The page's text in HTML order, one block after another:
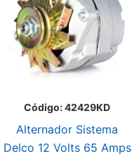
Código: 42429KD
Alternador Sistema
Delco 12 Volts 65 Amps